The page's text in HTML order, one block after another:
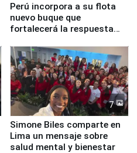
Perú incorpora a su flota
nuevo buque que
fortalecerá la respuesta
7
Simone Biles comparte en
Lima un mensaje sobre
salud mental y bienestar